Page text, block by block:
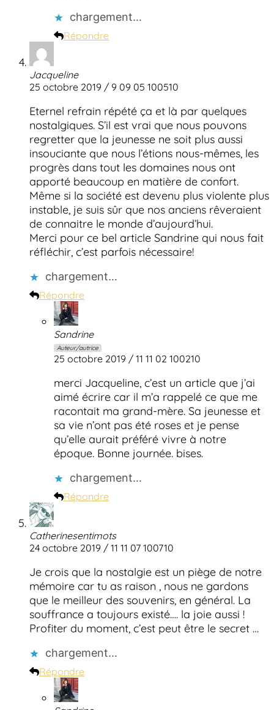
chargement…
Répondre
Jacqueline
25 octobre 2019 / 9 09 05 100510
Eternel refrain répété ça et là par quelques
nostalgiques. S’il est vrai que nous pouvons
regretter que la jeunesse ne soit plus aussi
insouciante que nous l’étions nous-mêmes, les
progrès dans tout les domaines nous ont
apporté beaucoup en matière de confort.
Même si la société est devenu plus violente plus
instable, je suis sûr que nos anciens rêveraient
de connaitre le monde d’aujourd’hui.
Merci pour ce bel article Sandrine qui nous fait
réfléchir, c’est parfois nécessaire!
chargement…
Répondre
Sandrine
Auteur/autrice
25 octobre 2019 / 11 11 02 100210
merci Jacqueline, c’est un article que j’ai
aimé écrire car il m’a rappelé ce que me
racontait ma grand-mère. Sa jeunesse et
sa vie n’ont pas été roses et je pense
qu’elle aurait préféré vivre à notre
époque. Bonne journée. bises.
chargement…
Répondre
Catherinesentimots
24 octobre 2019 / 11 11 07 100710
Je crois que la nostalgie est un piège de notre
mémoire car tu as raison , nous ne gardons
que le meilleur des souvenirs, en général. La
souffrance a toujours existé…. la joie aussi !
Profiter du moment, c’est peut être le secret …
chargement…
Répondre